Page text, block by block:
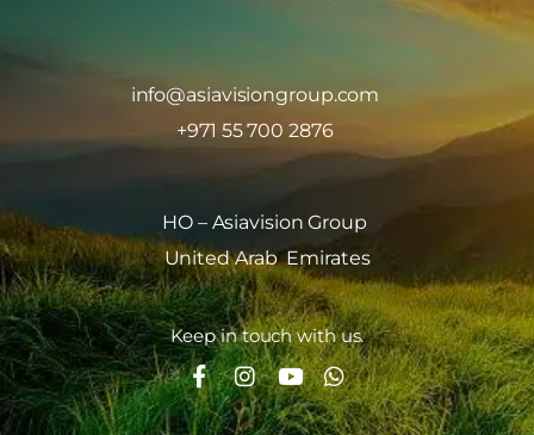
info@asiavisiongroup.com
+971 55 700 2876
HO – Asiavision Group
United Arab Emirates
Keep in touch with us.